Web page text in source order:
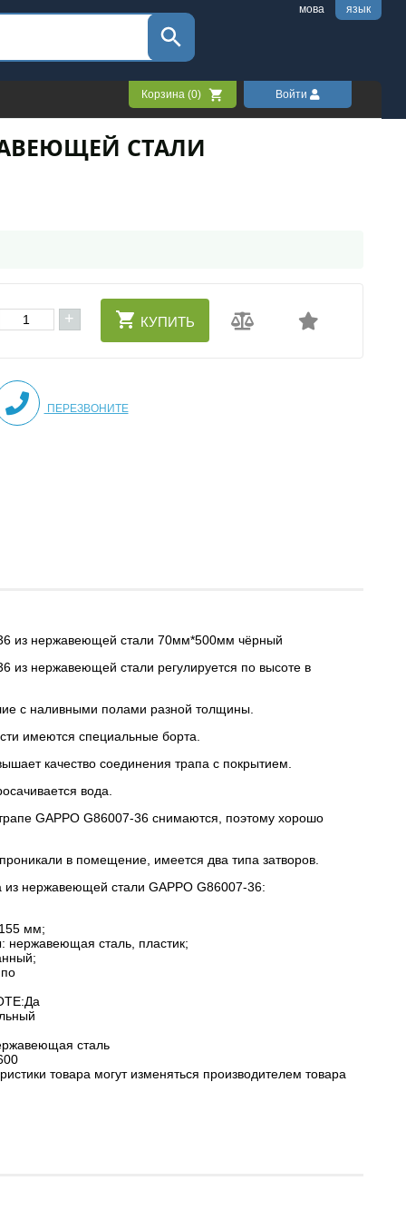
мова язык
Корзина (0) Войти
СТАЛИ
+ КУПИТЬ
ПЕРЕЗВОНИТЕ
из нержавеющей стали 70мм*500мм чёрный
из нержавеющей стали регулируется по высоте в
с наливными полами разной толщины.
имеются специальные борта.
качество соединения трапа с покрытием.
вода.
GAPPO G86007-36 снимаются, поэтому хорошо
в помещение, имеется два типа затворов.
из нержавеющей стали GAPPO G86007-36:
мм;
сталь, пластик;
сталь
товара могут изменяться производителем товара